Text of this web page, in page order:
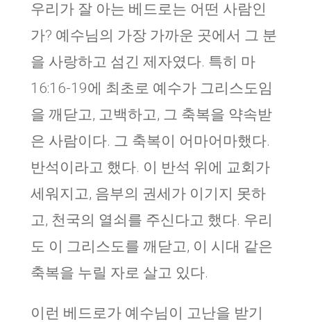
우리가 잘 아는 베드로는 어떤 사람인
가? 예수님의 가장 가까운 곳에서 그 분
을 사랑하고 섬긴 제자였다. 특히 마
16:16-19에 최초로 예수가 그리스도임
을 깨닫고, 고백하고, 그 축복을 약속받
은 사람이다. 그 축복이 어마어마했다.
반석이라고 했다. 이 반석 위에 교회가
세워지고, 음부의 권세가 이기지 못하
고, 천국의 열쇠를 주신다고 했다. 우리
도 이 그리스도를 깨닫고, 이 시대 같은
축복을 누릴 자로 살고 있다.
이런 베드로가 예수님이 고난을 받기